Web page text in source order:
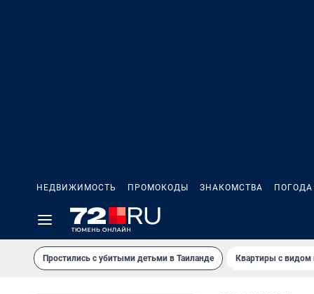
НЕДВИЖИМОСТЬ ПРОМОКОДЫ ЗНАКОМСТВА ПОГОДА
Простились с убитыми детьми в Таиланде Квартиры с видом